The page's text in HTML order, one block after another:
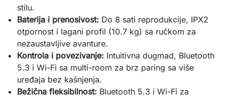
stilu.
Baterija i prenosivost: Do 8 sati reprodukcije, IPX2
otpornost i lagani profil (10.7 kg) sa ručkom za
nezaustavljive avanture.
Kontrola i povezivanje: Intuitivna dugmad, Bluetooth
5.3 i Wi-Fi sa multi-room za brz paring sa više
uređaja bez kašnjenja.
Bežična fleksibilnost: Bluetooth 5.3 i Wi-Fi za